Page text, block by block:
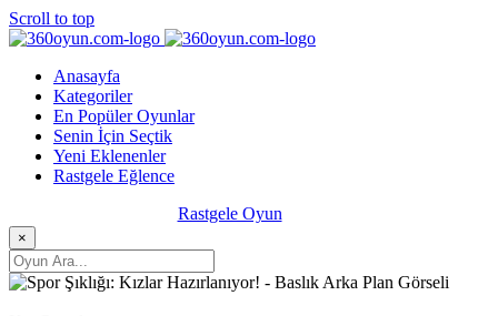
Scroll to top
Anasayfa
Kategoriler
En Popüler Oyunlar
Senin İçin Seçtik
Yeni Eklenenler
Rastgele Eğlence
Rastgele Oyun
×